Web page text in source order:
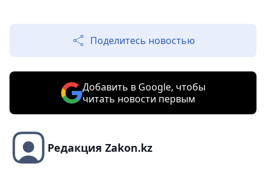
Поделитесь новостью
Добавить в Google, чтобы
читать новости первым
Редакция Zakon.kz